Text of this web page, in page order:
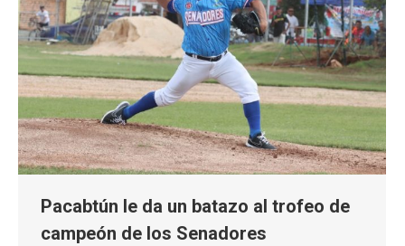
Pacabtún le da un batazo al trofeo de
campeón de los Senadores